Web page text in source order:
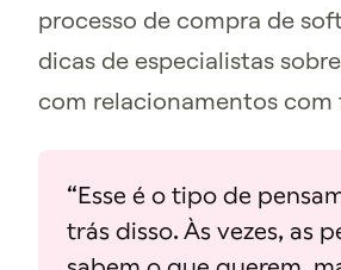
processo de compra de
dicas de especialistas
com relacionamentos com
“Esse é o tipo de
trás disso. Às vezes, as